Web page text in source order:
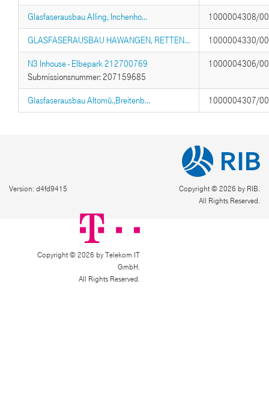
Glasfaserausbau Alling, Inchenho... 1000004308/
GLASFASERAUSBAU HAWANGEN, RETTEN... 1000004330/
N3 Inhouse - Elbepark 212700769
Submissionsnummer: 207159685
1000004306/
Glasfaserausbau Altomü.,Breitenb... 1000004307/
Version: d4fd9415
Copyright © 2026 by RIB.
All Rights Reserved.
Copyright © 2026 by Telekom IT
GmbH.
All Rights Reserved.